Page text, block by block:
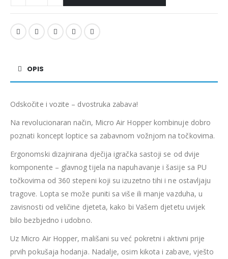
OPIS
Odskočite i vozite – dvostruka zabava!
Na revolucionaran način, Micro Air Hopper kombinuje dobro
poznati koncept loptice sa zabavnom vožnjom na točkovima.
Ergonomski dizajnirana dječija igračka sastoji se od dvije
komponente – glavnog tijela na napuhavanje i šasije sa PU
točkovima od 360 stepeni koji su izuzetno tihi i ne ostavljaju
tragove. Lopta se može puniti sa više ili manje vazduha, u
zavisnosti od veličine djeteta, kako bi Vašem djetetu uvijek
bilo bezbjedno i udobno.
Uz Micro Air Hopper, mališani su već pokretni i aktivni prije
prvih pokušaja hodanja. Nadalje, osim kikota i zabave, vješto